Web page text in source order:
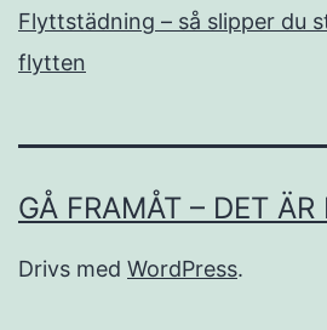
Flyttstädning – så slipper du
flytten
GÅ FRAMÅT – DET ÄR
Drivs med WordPress.